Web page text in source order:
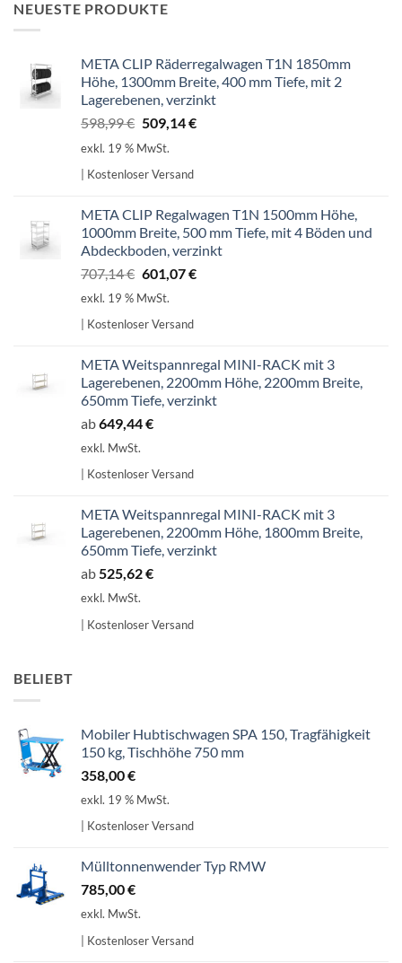
NEUESTE PRODUKTE
META CLIP Räderregalwagen T1N 1850mm
Höhe, 1300mm Breite, 400 mm Tiefe, mit 2
Lagerebenen, verzinkt
598,99€ Ursprünglicher
Preis
598,99 €
509,14€Aktueller
exkl. 19 % MwSt.
| Kostenloser Versand
META CLIP Regalwagen T1N 1500mm Höhe,
1000mm Breite, 500 mm Tiefe, mit 4 Böden und
Abdeckboden, verzinkt
707,14€ Ursprünglicher
Preis
707,14 €
601,07€Aktueller
exkl. 19 % MwSt.
| Kostenloser Versand
META Weitspannregal MINI-RACK mit 3
Lagerebenen, 2200mm Höhe, 2200mm Breite,
650mm Tiefe, verzinkt
ab649,44€
exkl. MwSt.
| Kostenloser Versand
META Weitspannregal MINI-RACK mit 3
Lagerebenen, 2200mm Höhe, 1800mm Breite,
650mm Tiefe, verzinkt
ab525,62€
exkl. MwSt.
| Kostenloser Versand
BELIEBT
Mobiler Hubtischwagen SPA 150, Tragfähigkeit
150 kg, Tischhöhe 750 mm
358,00€
exkl. 19 % MwSt.
| Kostenloser Versand
Mülltonnenwender Typ RMW
785,00€
exkl. MwSt.
| Kostenloser Versand